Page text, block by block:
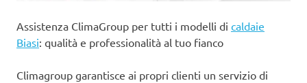
Assistenza ClimaGroup per tutti i modelli di caldaie
Biasi: qualità e professionalità al tuo fianco
Climagroup garantisce ai propri clienti un servizio di